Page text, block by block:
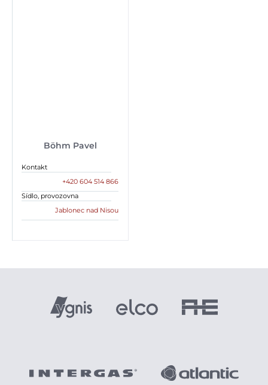
Böhm Pavel
Kontakt
+420 604 514 866
Sídlo, provozovna
Jablonec nad Nisou